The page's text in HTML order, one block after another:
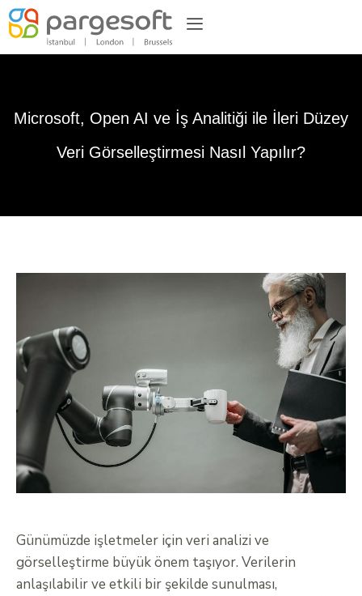
Microsoft, Open AI ve İş Analitiği ile İleri Düzey
Veri Görselleştirmesi Nasıl Yapılır?
Günümüzde işletmeler için veri analizi ve
görselleştirme büyük önem taşıyor. Verilerin
anlaşılabilir ve etkili bir şekilde sunulması,